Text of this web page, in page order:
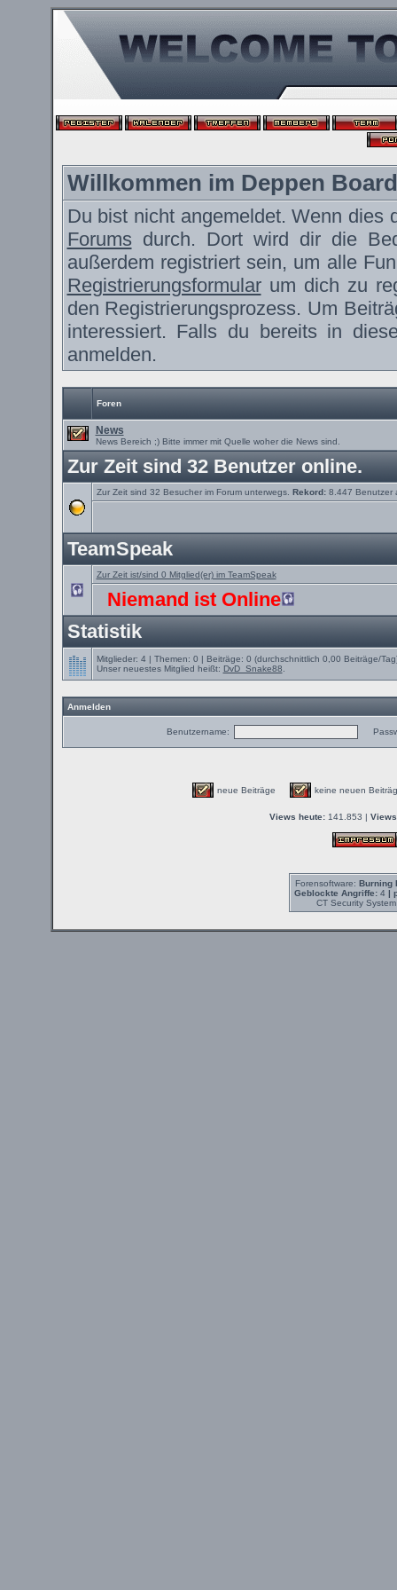
Willkommen im Deppen Board
Du bist nicht angemeldet. Wenn
Forums durch. Dort wird dir die
außerdem registriert sein, um alle
Registrierungsformularum dich zu
den Registrierungsprozess. Um
interessiert. Falls du bereits in
anmelden.
Foren
News
News Bereich ;) Bitte immer mit Quelle woher die News sind.
Zur Zeit sind 32 Benutzer online.
Zur Zeit sind 32 Besucher im Forum unterwegs. Rekord:8.447 Benutzer
TeamSpeak
Zur Zeit ist/sind 0 Mitglied(er) im TeamSpeak
Niemand ist Online
Statistik
Mitglieder: 4 | Themen: 0 | Beiträge: 0 (durchschnittlich 0,00 Beiträge/
Unser neuestes Mitglied heißt: DvD_Snake88
Anmelden
Benutzername:
neue Beiträge keine neuen
Views heute: 141.853 |
Forensoftware: Burning
Geblockte Angriffe:4 |
CT Security